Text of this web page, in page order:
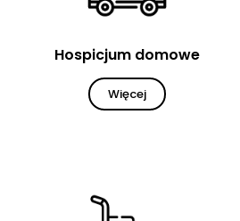
Hospicjum domowe
Więcej